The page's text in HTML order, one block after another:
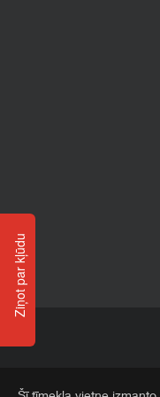
Ziņot par kļūdu